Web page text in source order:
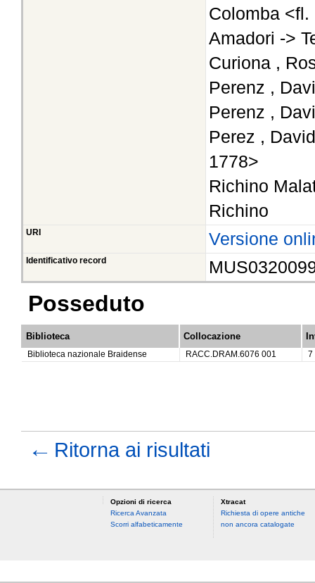
Colomba
Amadori ->
Curiona ,
Perenz ,
Perenz ,
Perez ,
1778>
Richino
Richino
URI Versione
Identificativo record
Posseduto
Biblioteca Collocazione
Biblioteca nazionale Braidense RACC.DRAM.6076 001
← Ritorna ai risultati
Opzioni di ricerca
Ricerca Avanzata
Scorri alfabeticamente
Xtracat
Richiesta di opere antiche
non ancora catalogate